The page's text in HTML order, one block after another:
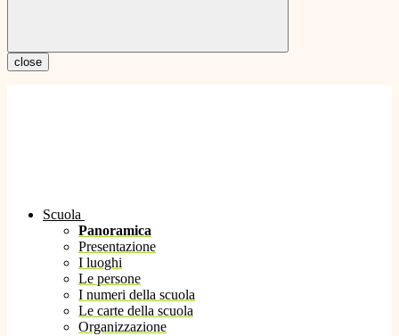
close
Scuola
Panoramica
Presentazione
I luoghi
Le persone
I numeri della scuola
Le carte della scuola
Organizzazione